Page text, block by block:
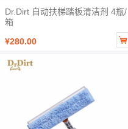
Dr.Dirt 自动扶梯踏板清洁剂 4瓶/
箱
¥280.00
